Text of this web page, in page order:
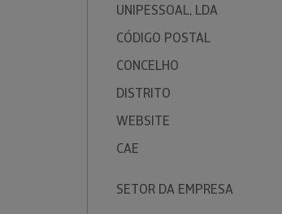
UNIPESSOAL, LDA
CÓDIGO POSTAL
CONCELHO
DISTRITO
WEBSITE
CAE
SETOR DA EMPRESA